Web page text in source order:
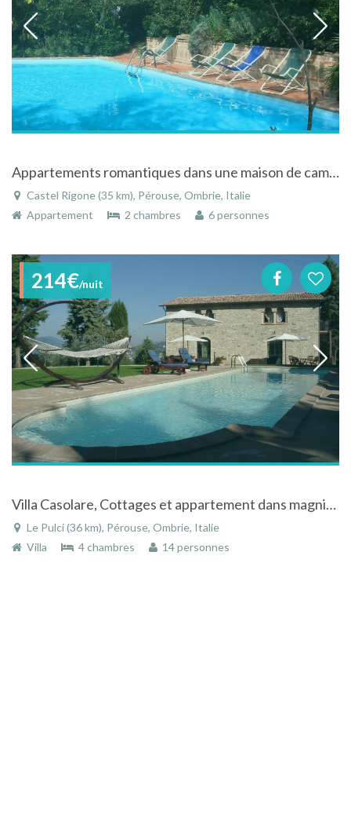
Appartements romantiques dans une maison de campagne avec piscine Lac Trasimène
Castel Rigone (35 km), Pérouse, Ombrie, Italie
Appartement
2 chambres 6 personnes
214€/nuit
Villa Casolare, Cottages et appartement dans magnifique propriété de l'Ombrie
Le Pulci (36 km), Pérouse, Ombrie, Italie
Villa
4 chambres 14 personnes